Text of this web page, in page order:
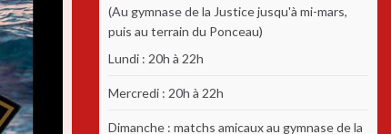
(Au gymnase de la Justice jusqu'à mi-mars,
puis au terrain du Ponceau)
Lundi : 20h à 22h
Mercredi : 20h à 22h
Dimanche : matchs amicaux au gymnase de la